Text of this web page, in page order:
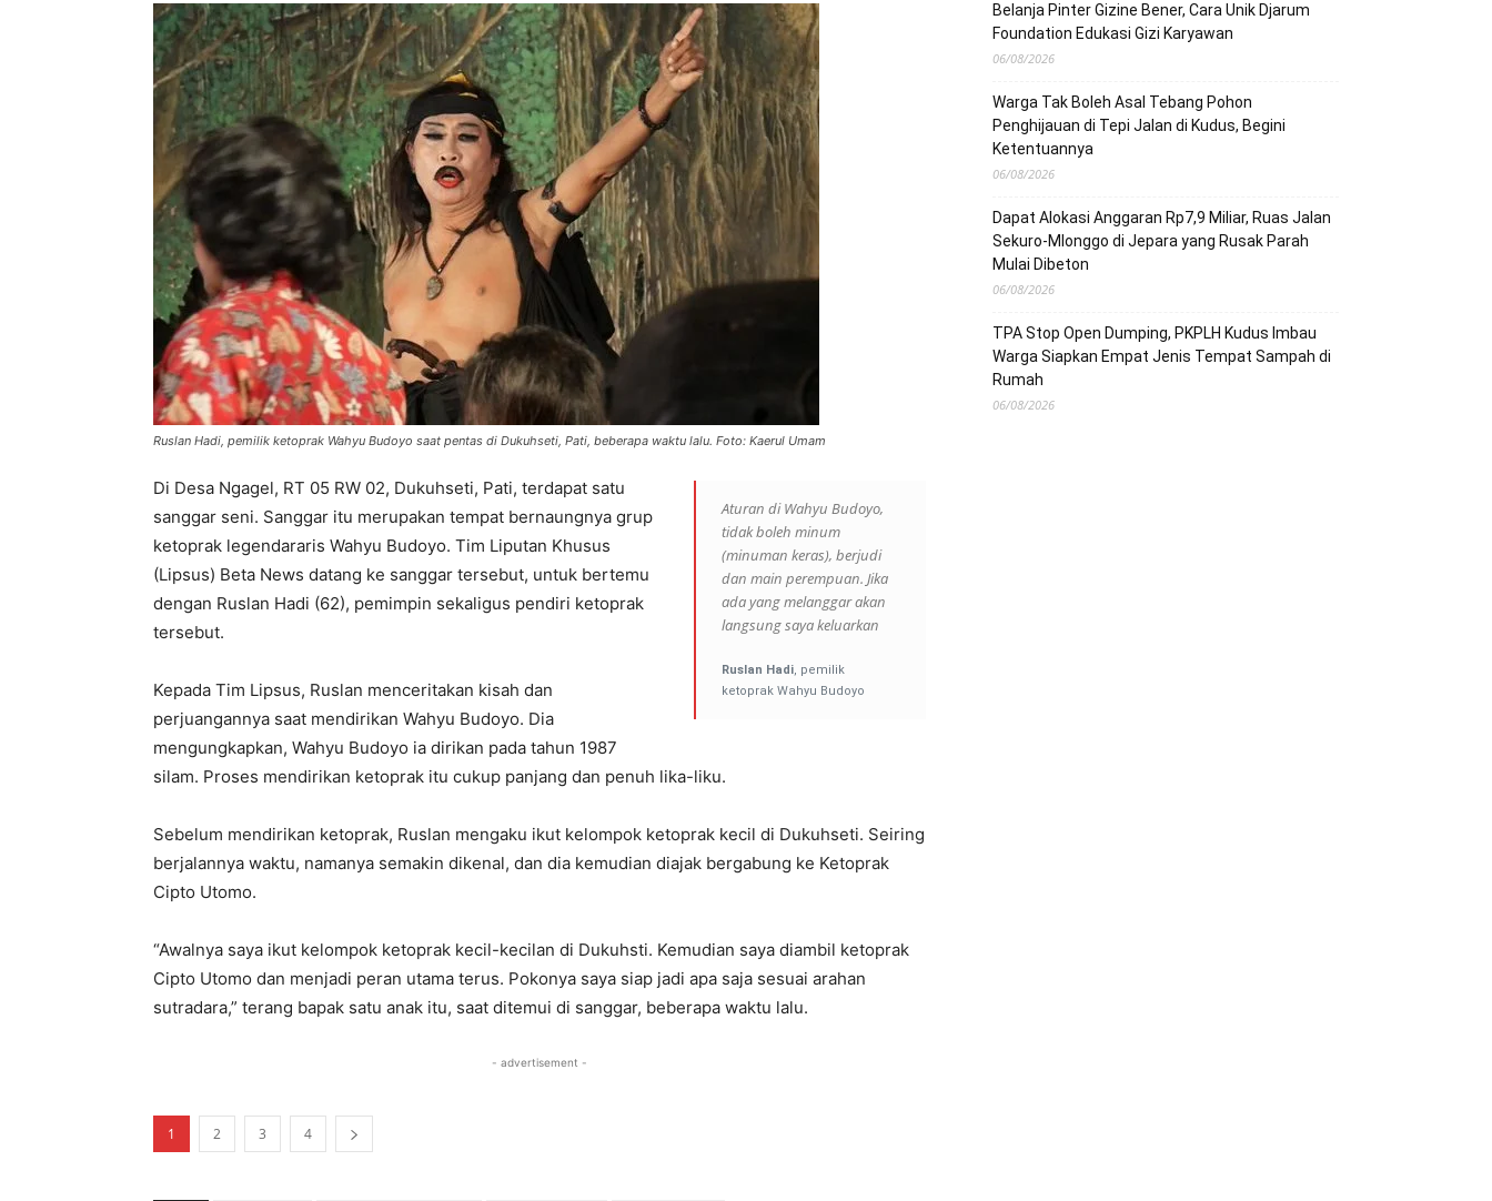
Ruslan Hadi, pemilik ketoprak Wahyu Budoyo saat pentas di Dukuhseti, Pati, beberapa waktu lalu. Foto: Kaerul Umam
Aturan di Wahyu Budoyo,
tidak boleh minum
(minuman keras), berjudi
dan main perempuan. Jika
ada yang melanggar akan
langsung saya keluarkan
Ruslan Hadi, pemilik
ketoprak Wahyu Budoyo
Di Desa Ngagel, RT 05 RW 02, Dukuhseti, Pati, terdapat satu
sanggar seni. Sanggar itu merupakan tempat bernaungnya grup
ketoprak legendararis Wahyu Budoyo. Tim Liputan Khusus
(Lipsus) Beta News datang ke sanggar tersebut, untuk bertemu
dengan Ruslan Hadi (62), pemimpin sekaligus pendiri ketoprak
tersebut.
Kepada Tim Lipsus, Ruslan menceritakan kisah dan
perjuangannya saat mendirikan Wahyu Budoyo. Dia
mengungkapkan, Wahyu Budoyo ia dirikan pada tahun 1987
silam. Proses mendirikan ketoprak itu cukup panjang dan penuh lika-liku.
Sebelum mendirikan ketoprak, Ruslan mengaku ikut kelompok ketoprak kecil di Dukuhseti. Seiring
berjalannya waktu, namanya semakin dikenal, dan dia kemudian diajak bergabung ke Ketoprak
Cipto Utomo.
“Awalnya saya ikut kelompok ketoprak kecil-kecilan di Dukuhsti. Kemudian saya diambil ketoprak
Cipto Utomo dan menjadi peran utama terus. Pokonya saya siap jadi apa saja sesuai arahan
sutradara,” terang bapak satu anak itu, saat ditemui di sanggar, beberapa waktu lalu.
- advertisement -
1 2 3 4
Belanja Pinter Gizine Bener, Cara Unik Djarum
Foundation Edukasi Gizi Karyawan
06/08/2026
Warga Tak Boleh Asal Tebang Pohon
Penghijauan di Tepi Jalan di Kudus, Begini
Ketentuannya
06/08/2026
Dapat Alokasi Anggaran Rp7,9 Miliar, Ruas Jalan
Sekuro-Mlonggo di Jepara yang Rusak Parah
Mulai Dibeton
06/08/2026
TPA Stop Open Dumping, PKPLH Kudus Imbau
Warga Siapkan Empat Jenis Tempat Sampah di
Rumah
06/08/2026